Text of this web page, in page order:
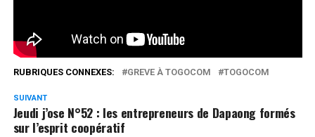
RUBRIQUES CONNEXES: GREVE À TOGOCOM TOGOCOM
SUIVANT
Jeudi j’ose N°52 : les entrepreneurs de Dapaong formés
sur l’esprit coopératif